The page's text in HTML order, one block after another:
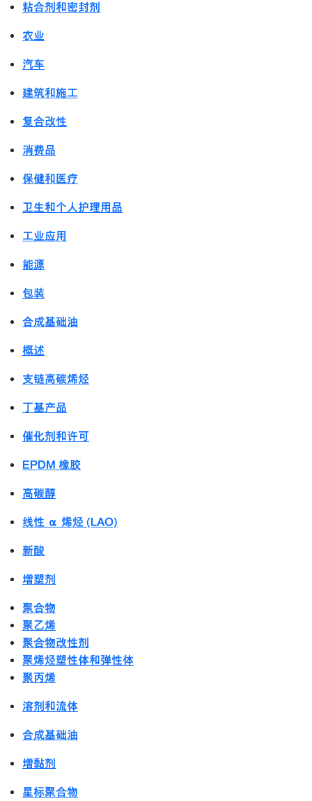
粘合剂和密封剂
农业
汽车
建筑和施工
复合改性
消费品
保健和医疗
卫生和个人护理用品
工业应用
能源
包装
合成基础油
概述
支链高碳烯烃
丁基产品
催化剂和许可
EPDM 橡胶
高碳醇
线性 α 烯烃 (LAO)
新酸
增塑剂
聚合物
聚乙烯
聚合物改性剂
聚烯烃塑性体和弹性体
聚丙烯
溶剂和流体
合成基础油
增黏剂
星标聚合物